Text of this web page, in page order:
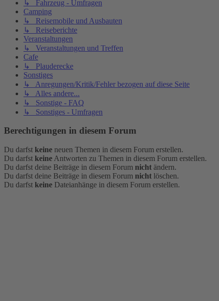
↳ Fahrzeug - Umfragen
Camping
↳ Reisemobile und Ausbauten
↳ Reiseberichte
Veranstaltungen
↳ Veranstaltungen und Treffen
Cafe
↳ Plauderecke
Sonstiges
↳ Anregungen/Kritik/Fehler bezogen auf diese Seite
↳ Alles andere...
↳ Sonstige - FAQ
↳ Sonstiges - Umfragen
Berechtigungen in diesem Forum
Du darfst keine neuen Themen in diesem Forum erstellen.
Du darfst keine Antworten zu Themen in diesem Forum erstellen.
Du darfst deine Beiträge in diesem Forum nicht ändern.
Du darfst deine Beiträge in diesem Forum nicht löschen.
Du darfst keine Dateianhänge in diesem Forum erstellen.